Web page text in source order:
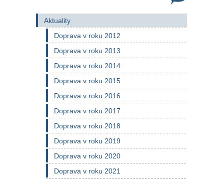
Aktuality
Doprava v roku 2012
Doprava v roku 2013
Doprava v roku 2014
Doprava v roku 2015
Doprava v roku 2016
Doprava v roku 2017
Doprava v roku 2018
Doprava v roku 2019
Doprava v roku 2020
Doprava v roku 2021